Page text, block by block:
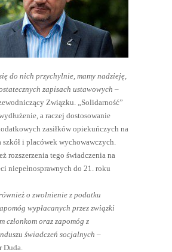
do nich przychylnie, mamy nadzieję,
zapisach ustawowych –
Związku. „Solidarność”
a raczej dostosowanie
zasiłków opiekuńczych na
szkół i placówek wychowawczych.
rozszerzenia tego świadczenia na
niepełnosprawnych do 21. roku
o zwolnienie z podatku
wypłacanych przez związki
członkom oraz zapomóg z
świadczeń socjalnych –
Duda.